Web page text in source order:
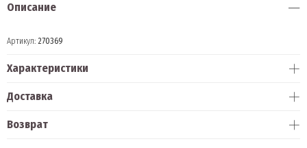
Описание
Артикул: 270369
Характеристики
Доставка
Возврат